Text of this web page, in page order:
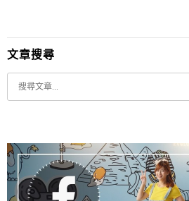
文章搜尋